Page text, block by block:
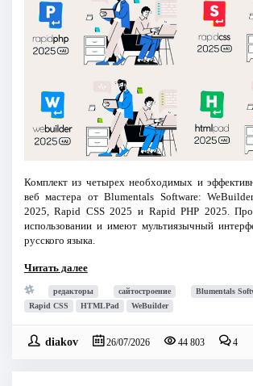
Комплект из четырех необходимых и
веб мастера от Blumentals Software:
2025, Rapid CSS 2025 и Rapid PHP 2025.
использовании и имеют мультиязычный
русского языка.
Читать далее
редакторы сайтостроение Blumentals
Rapid CSS
HTMLPad WeBuilder
diakov 26/07/2026 44 803 4